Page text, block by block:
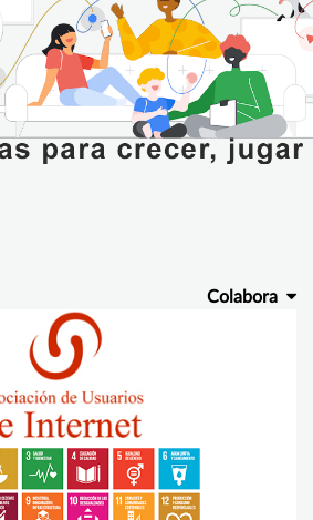
Colabora